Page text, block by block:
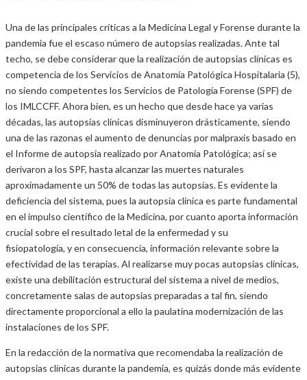
Una de las principales críticas a la Medicina Legal y Forense durante la
pandemia fue el escaso número de autopsias realizadas. Ante tal
techo, se debe considerar que la realización de autopsias clínicas es
competencia de los Servicios de Anatomía Patológica Hospitalaria (5),
no siendo competentes los Servicios de Patología Forense (SPF) de
los IMLCCFF. Ahora bien, es un hecho que desde hace ya varias
décadas, las autopsias clínicas disminuyeron drásticamente, siendo
una de las razonas el aumento de denuncias por malpraxis basado en
el Informe de autopsia realizado por Anatomía Patológica; así se
derivaron a los SPF, hasta alcanzar las muertes naturales
aproximadamente un 50% de todas las autopsias. Es evidente la
deficiencia del sistema, pues la autopsia clínica es parte fundamental
en el impulso científico de la Medicina, por cuanto aporta información
crucial sobre el resultado letal de la enfermedad y su
fisiopatología, y en consecuencia, información relevante sobre la
efectividad de las terapias. Al realizarse muy pocas autopsias clínicas,
existe una debilitación estructural del sistema a nivel de medios,
concretamente salas de autopsias preparadas a tal fin, siendo
directamente proporcional a ello la paulatina modernización de las
instalaciones de los SPF.
En la redacción de la normativa que recomendaba la realización de
autopsias clínicas durante la pandemia, es quizás donde más evidente